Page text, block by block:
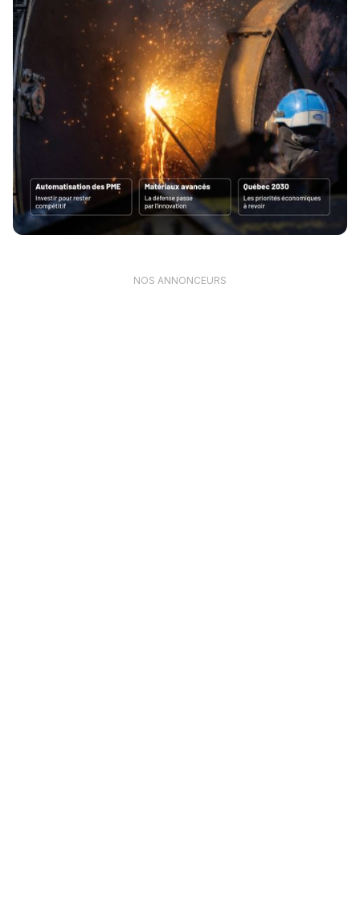
NOS ANNONCEURS